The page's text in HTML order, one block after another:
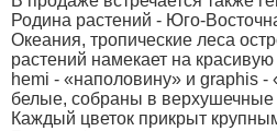
Родина растений - Юго-
Океания, тропические леса
растений намекает на красивую
hemi - «наполовину» и graphis -
белые, собраны в верхушечные
Каждый цветок прикрыт